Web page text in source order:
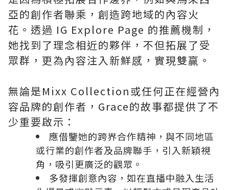
亞的創作者聯乘，創造跨地域的內容火
花。透過 IG Explore Page 的推薦機制，
她找到了理念相近的夥伴，不但拓展了受
眾群，更為內容注入新鮮感，實現雙贏。
無論是Mixx Collection或任何正在經營內
容品牌的創作者，Grace的故事都提供了不
少重要啟示：
應借鑒她的跨界合作精神，與不同地區
或行業的創作者及品牌聯手，引入新穎視
角，吸引更廣泛的觀眾。
多發揮創意內容，如在直播中融入生活